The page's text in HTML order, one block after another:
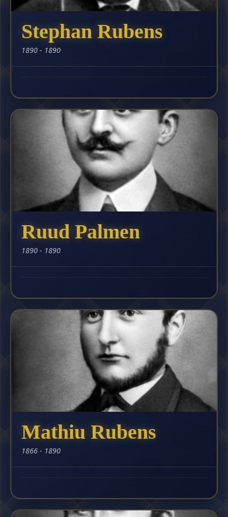
Stephan Rubens
1890 - 1890
Ruud Palmen
1890 - 1890
Mathiu Rubens
1866 - 1890